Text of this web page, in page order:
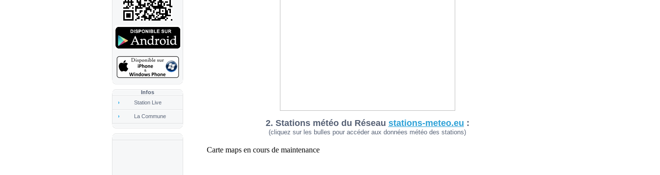
Infos
Station Live
La Commune
2. Stations météo du Réseau stations-meteo.eu :
(cliquez sur les bulles pour accéder aux données météo des stations)